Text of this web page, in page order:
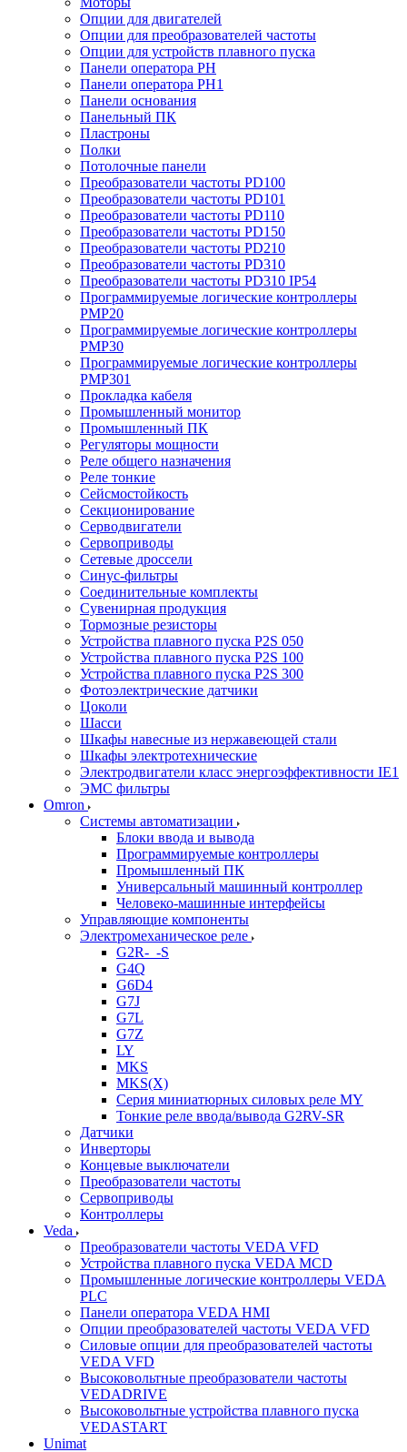
Опции для двигателей
Опции для преобразователей частоты
Опции для устройств плавного пуска
Панели оператора PH
Панели оператора PH1
Панели основания
Панельный ПК
Пластроны
Полки
Потолочные панели
Преобразователи частоты PD100
Преобразователи частоты PD101
Преобразователи частоты PD110
Преобразователи частоты PD150
Преобразователи частоты PD210
Преобразователи частоты PD310
Преобразователи частоты PD310 IP54
Программируемые логические контроллеры
PMP20
Программируемые логические контроллеры
PMP30
Программируемые логические контроллеры
PMP301
Прокладка кабеля
Промышленный монитор
Промышленный ПК
Регуляторы мощности
Реле общего назначения
Реле тонкие
Сейсмостойкость
Секционирование
Серводвигатели
Сервоприводы
Сетевые дроссели
Синус-фильтры
Соединительные комплекты
Сувенирная продукция
Тормозные резисторы
Устройства плавного пуска P2S 050
Устройства плавного пуска P2S 100
Устройства плавного пуска P2S 300
Фотоэлектрические датчики
Цоколи
Шасси
Шкафы навесные из нержавеющей стали
Шкафы электротехнические
Электродвигатели класс энергоэффективности IE1
ЭМС фильтры
Omron
Системы автоматизации
Блоки ввода и вывода
Программируемые контроллеры
Промышленный ПК
Универсальный машинный контроллер
Человеко-машинные интерфейсы
Управляющие компоненты
Электромеханическое реле
G2R-_-S
G4Q
G6D4
G7J
G7L
G7Z
LY
MKS
MKS(X)
Серия миниатюрных силовых реле MY
Тонкие реле ввода/вывода G2RV-SR
Датчики
Инверторы
Концевые выключатели
Преобразователи частоты
Сервоприводы
Контроллеры
Veda
Преобразователи частоты VEDA VFD
Устройства плавного пуска VEDA MCD
Промышленные логические контроллеры VEDA
PLC
Панели оператора VEDA HMI
Опции преобразователей частоты VEDA VFD
Силовые опции для преобразователей частоты
VEDA VFD
Высоковольтные преобразователи частоты
VEDADRIVE
Высоковольтные устройства плавного пуска
VEDASTART
Unimat